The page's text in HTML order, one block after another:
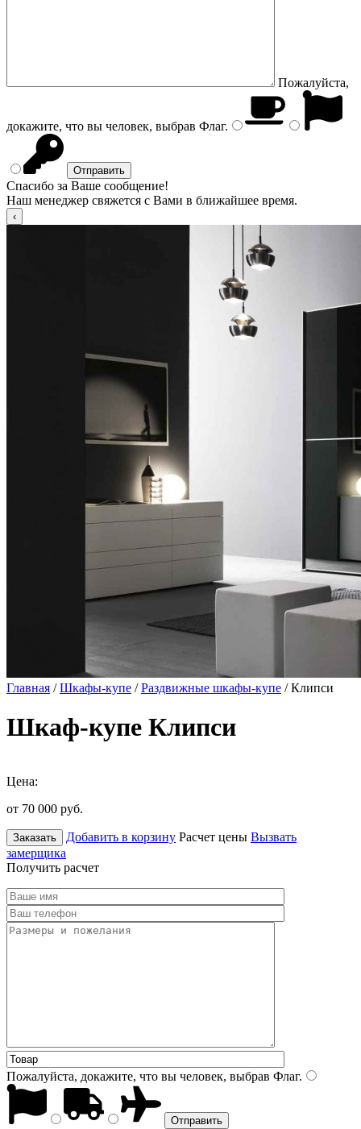
Пожалуйста,
докажите, что вы человек, выбрав Флаг.
Спасибо за Ваше сообщение!
Наш менеджер свяжется с Вами в ближайшее время.
Главная /Шкафы-купе /Раздвижные шкафы-купе / Клипси
Шкаф-купе Клипси
Цена:
от 70 000 руб.
Заказать Добавить в корзину Расчет цены Вызвать
замерщика
Получить расчет
Пожалуйста, докажите, что вы человек, выбрав Флаг.